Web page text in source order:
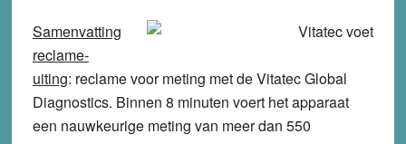
Samenvatting
reclame-
uiting: reclame voor meting met de Vitatec Global
Diagnostics. Binnen 8 minuten voert het apparaat
een nauwkeurige meting van meer dan 550